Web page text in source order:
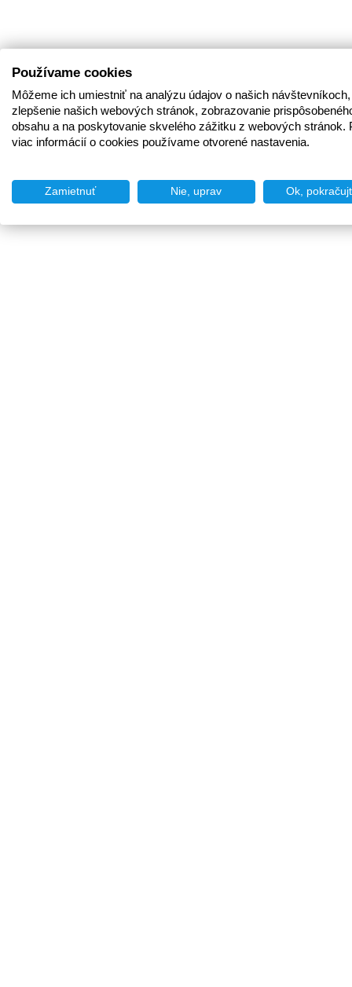
Používame cookies
Môžeme ich umiestniť na analýzu údajov o našich
zlepšenie našich webových stránok, zobrazovanie
obsahu a na poskytovanie skvelého zážitku z webových stránok.
viac informácií o cookies používame otvorené nastavenia.
Zamietnuť Nie, uprav Ok,